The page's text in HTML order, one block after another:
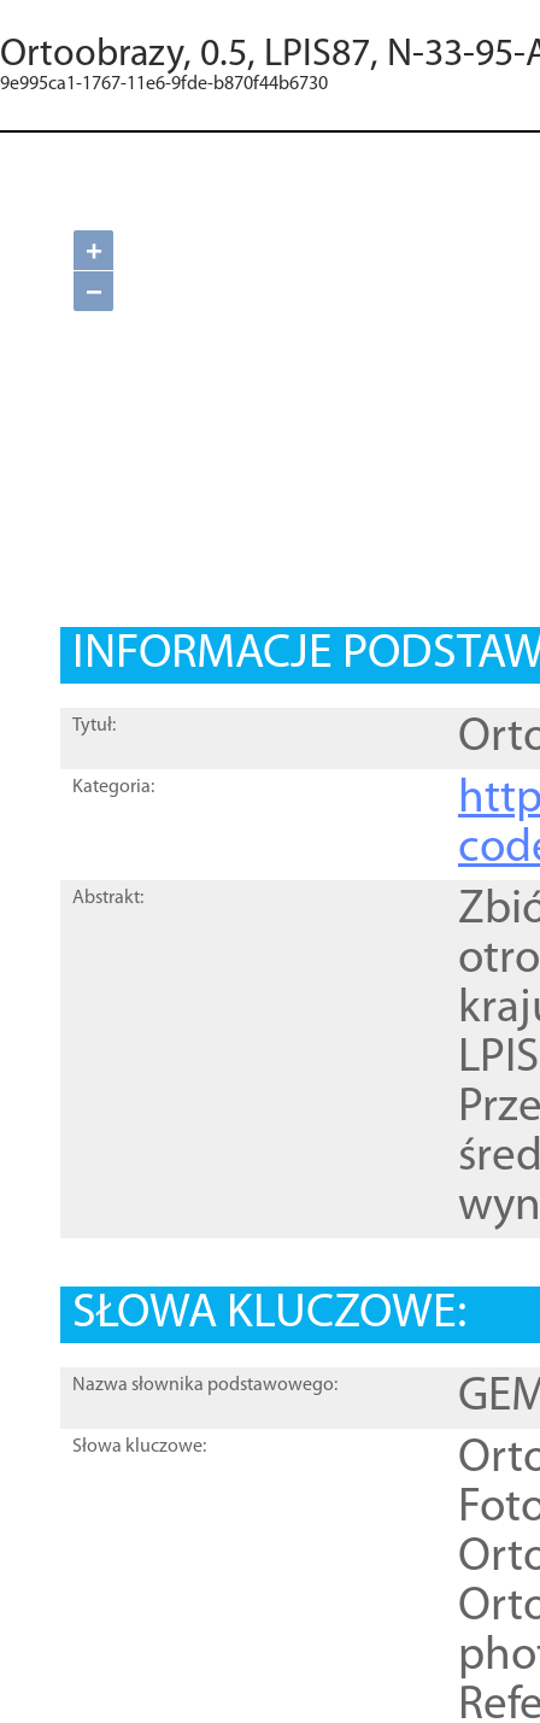
Ortoobrazy, 0.5, LPIS87, N-33-
9e995ca1-1767-11e6-9fde-b870f44b6730
+
−
INFORMACJE
Tytuł:
Kategoria:
Abstrakt:
SŁOWA KLUCZOWE:
Nazwa słownika podstawowego:
Słowa kluczowe: